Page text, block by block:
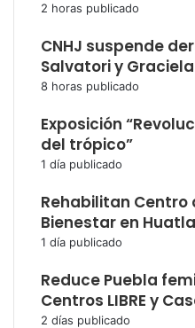
2 horas publicado
CNHJ suspende
Salvatori y
8 horas publicado
Exposición
del trópico”
1 día publicado
Rehabilitan Centro
Bienestar en
1 día publicado
Reduce Puebla
Centros LIBRE y
2 días publicado